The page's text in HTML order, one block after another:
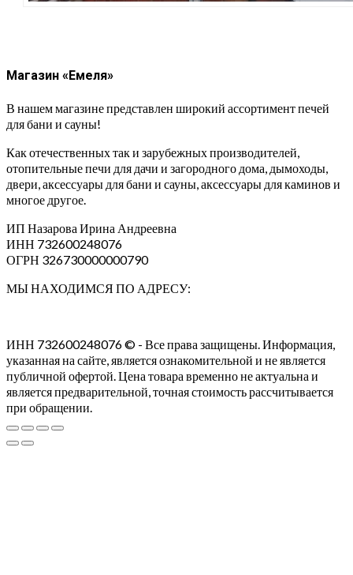
Магазин «Емеля»
В нашем магазине представлен широкий ассортимент печей
для бани и сауны!
Как отечественных так и зарубежных производителей,
отопительные печи для дачи и загородного дома, дымоходы,
двери, аксессуары для бани и сауны, аксессуары для каминов и
многое другое.
ИП Назарова Ирина Андреевна⁠
ИНН 732600248076
ОГРН 326730000000790
МЫ НАХОДИМСЯ ПО АДРЕСУ:
ИНН 732600248076 © - Все права защищены. Информация,
указанная на сайте, является ознакомительной и не является
публичной офертой. Цена товара временно не актуальна и
является предварительной, точная стоимость рассчитывается
при обращении.